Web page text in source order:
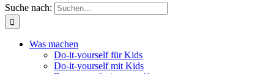
Suche nach:
Was machen
Do-it-yourself für Kids
Do-it-yourself mit Kids